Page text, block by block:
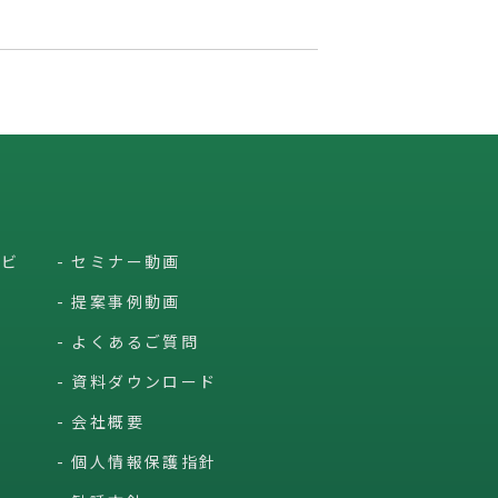
セミナー動画
提案事例動画
よくあるご質問
資料ダウンロード
会社概要
個人情報保護指針